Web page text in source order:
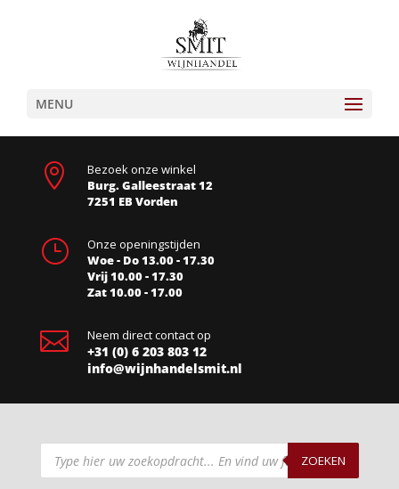
MENU

Bezoek onze winkel
Burg. Galleestraat 12
7251 EB Vorden
}
Onze openingstijden
Woe - Do 13.00 - 17.30
Vrij 10.00 - 17.30
Zat 10.00 - 17.00
 Neem direct contact op
+31 (0) 6 203 803 12
info@wijnhandelsmit.nl
Producten
zoeken ZOEKEN